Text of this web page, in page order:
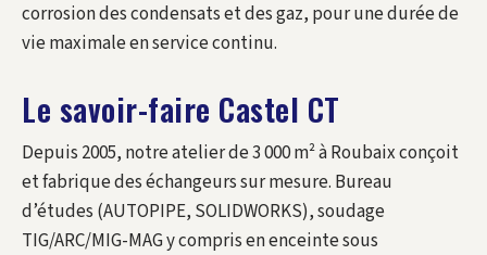
corrosion des condensats et des gaz, pour une durée de
vie maximale en service continu.
Le savoir-faire Castel CT
Depuis 2005, notre atelier de 3 000 m² à Roubaix conçoit
et fabrique des échangeurs sur mesure. Bureau
d’études (AUTOPIPE, SOLIDWORKS), soudage
TIG/ARC/MIG-MAG y compris en enceinte sous